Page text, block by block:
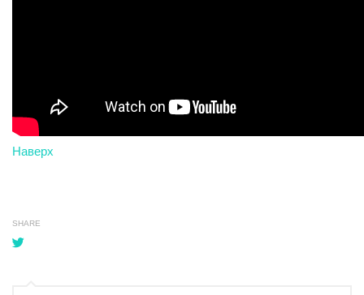
Наверх
SHARE